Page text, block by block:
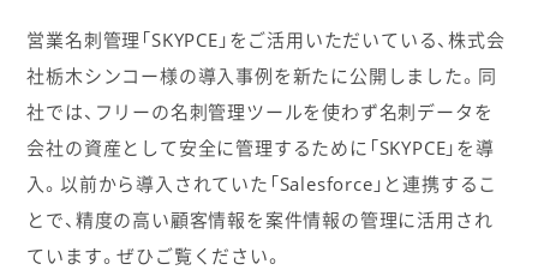
営業名刺管理「SKYPCE」をご活用いただいている、株式会
社栃木シンコー様の導入事例を新たに公開しました。同
社では、フリーの名刺管理ツールを使わず名刺データを
会社の資産として安全に管理するために「SKYPCE」を導
入。以前から導入されていた「Salesforce」と連携するこ
とで、精度の高い顧客情報を案件情報の管理に活用され
ています。ぜひご覧ください。